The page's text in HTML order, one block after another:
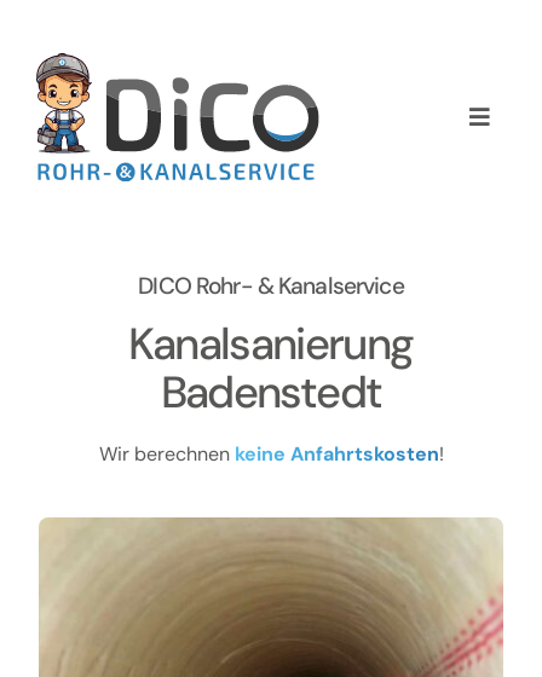
springen
Toggle
Home
Services
Preise
Kontakt
DICO Rohr- & Kanalservice
Kanalsanierung
Badenstedt
Wir berechnen keine Anfahrtskosten!